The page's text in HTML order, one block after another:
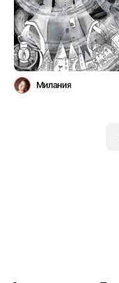
Милания